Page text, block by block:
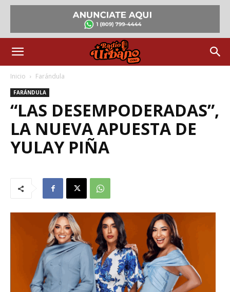
Inicio Farándula
FARÁNDULA
“LAS DESEMPODERADAS”,
LA NUEVA APUESTA DE
YULAY PIÑA